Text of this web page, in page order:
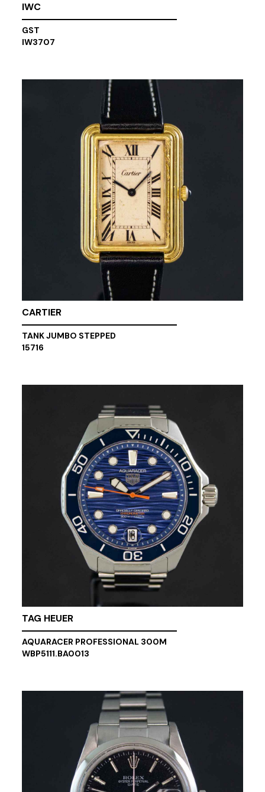
IWC
GST
IW3707
CARTIER
TANK JUMBO STEPPED
15716
TAG HEUER
AQUARACER PROFESSIONAL 300M
WBP5111.BA0013